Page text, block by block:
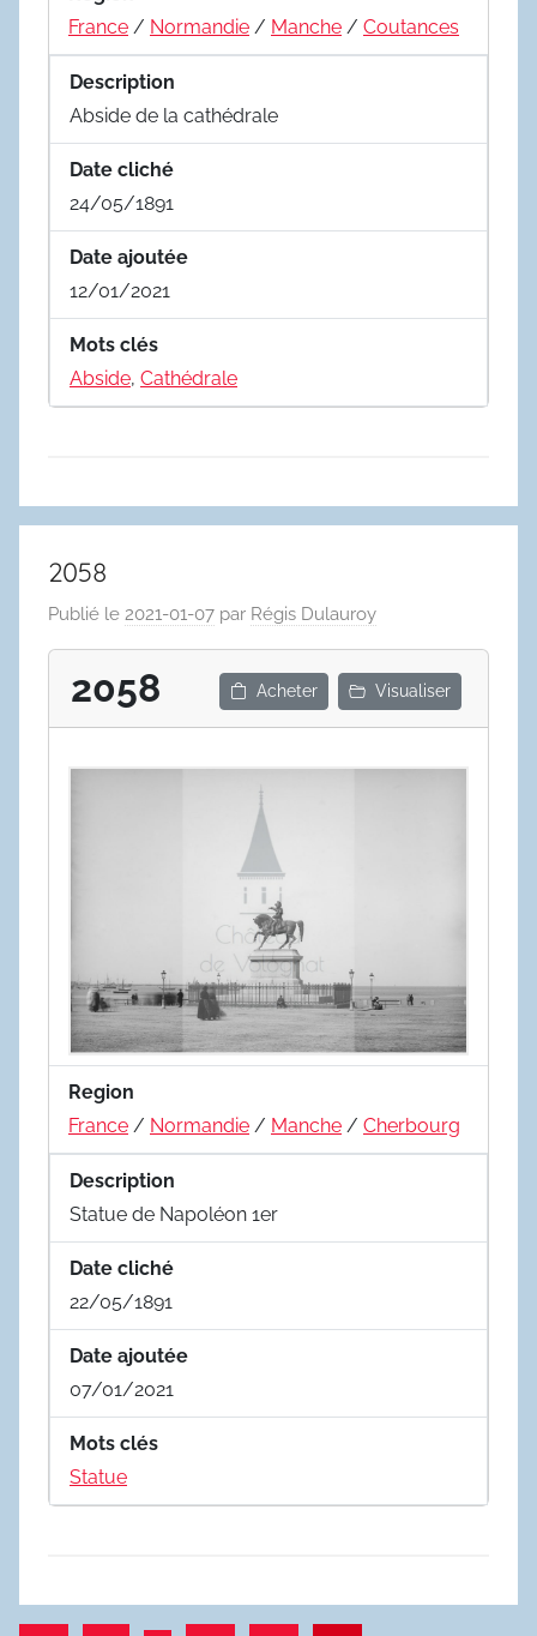
France / Normandie / Manche / Coutances
Description
Abside de la cathédrale
Date cliché
24/05/1891
Date ajoutée
12/01/2021
Mots clés
Abside, Cathédrale
2058
Publié le 2021-01-07 par Régis Dulauroy
2058 Acheter Visualiser
Region
France / Normandie / Manche / Cherbourg
Description
Statue de Napoléon 1er
Date cliché
22/05/1891
Date ajoutée
07/01/2021
Mots clés
Statue